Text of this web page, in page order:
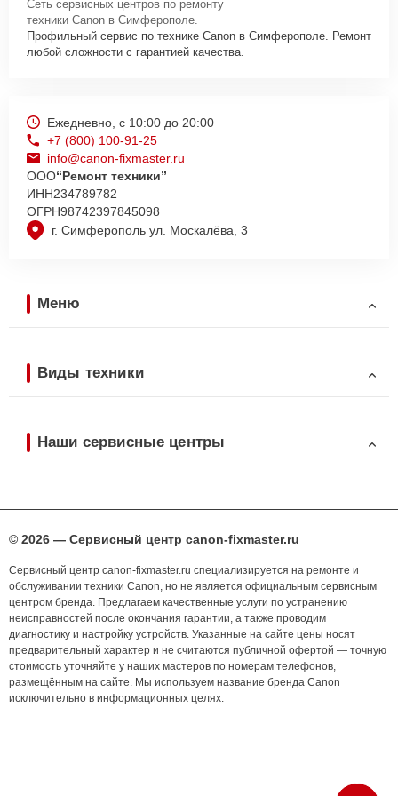
Сеть сервисных центров по ремонту
техники Canon в Симферополе.
Профильный сервис по технике Canon в Симферополе. Ремонт
любой сложности с гарантией качества.
г. Симферополь ул. Москалёва, 3
Ежедневно, с 10:00 до 20:00
+7 (800) 100-91-25
info@canon-fixmaster.ru
ООО“Ремонт техники”
ИНН234789782
ОГРН98742397845098
Меню
Виды техники
Наши сервисные центры
© 2026 — Сервисный центр canon-fixmaster.ru
Сервисный центр canon-fixmaster.ru специализируется на ремонте и
обслуживании техники Canon, но не является официальным сервисным
центром бренда. Предлагаем качественные услуги по устранению
неисправностей после окончания гарантии, а также проводим
диагностику и настройку устройств. Указанные на сайте цены носят
предварительный характер и не считаются публичной офертой — точную
стоимость уточняйте у наших мастеров по номерам телефонов,
размещённым на сайте. Мы используем название бренда Canon
исключительно в информационных целях.